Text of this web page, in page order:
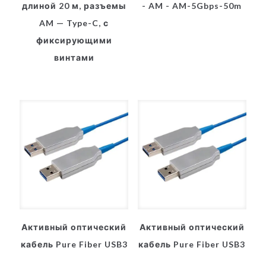
длиной 20 м, разъемы
AM — Type-C, с
фиксирующими
винтами
- AM - AM-5Gbps-50m
Активный оптический
кабель Pure Fiber USB3
Активный оптический
кабель Pure Fiber USB3